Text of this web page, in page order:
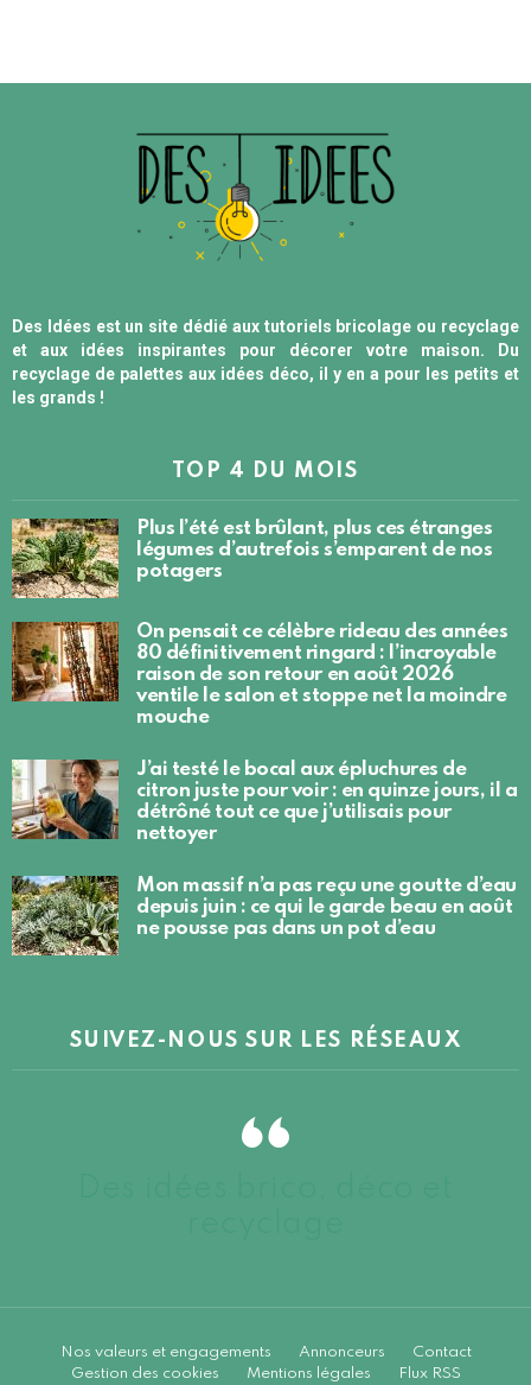
Des Idées est un site dédié aux tutoriels bricolage ou recyclage
et aux idées inspirantes pour décorer votre maison. Du
recyclage de palettes aux idées déco, il y en a pour les petits et
les grands !
TOP 4 DU MOIS
Plus l’été est brûlant, plus ces étranges
légumes d’autrefois s’emparent de nos
potagers
On pensait ce célèbre rideau des années
80 définitivement ringard : l’incroyable
raison de son retour en août 2026
ventile le salon et stoppe net la moindre
mouche
J’ai testé le bocal aux épluchures de
citron juste pour voir : en quinze jours, il a
détrôné tout ce que j’utilisais pour
nettoyer
Mon massif n’a pas reçu une goutte d’eau
depuis juin : ce qui le garde beau en août
ne pousse pas dans un pot d’eau
SUIVEZ-NOUS SUR LES RÉSEAUX
Nos valeurs et engagements Annonceurs
Contact
Gestion des cookies
Mentions légales Flux RSS